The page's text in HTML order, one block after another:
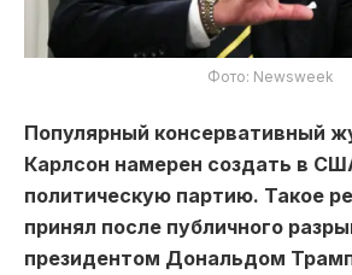
Фото: Newsweek
Популярный консервативный
Карлсон намерен создать в
политическую партию. Такое
принял после публичного
президентом Дональдом